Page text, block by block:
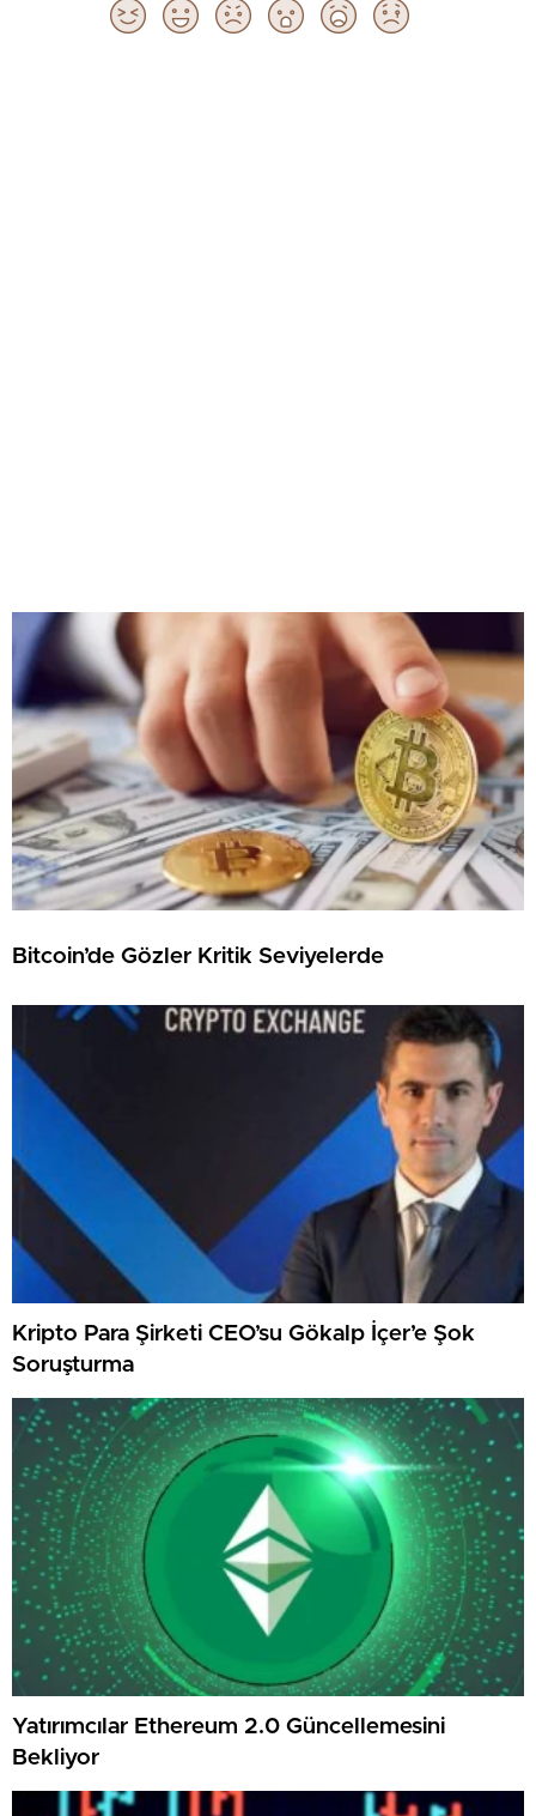
Bitcoin’de Gözler Kritik Seviyelerde
Kripto Para Şirketi CEO’su Gökalp İçer’e Şok
Soruşturma
Yatırımcılar Ethereum 2.0 Güncellemesini
Bekliyor